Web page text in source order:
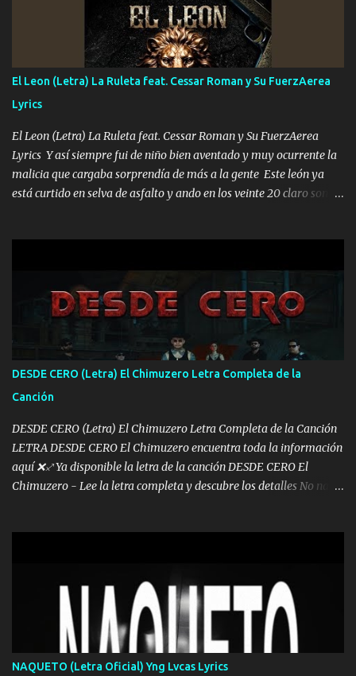
Música Si es que salta algún problema de confianza tengo gente
ahí está el Hombre Cuarenta y también Pariente 7 arreglan
cualquier problema no más es cuestión que ordené NOS HACE
FALTA UN HERMANO DE CLAVE ERA EL 24 SIEMPRE FUE UN
HOMBRE VALIENTE POR ALGO M'URIÓ PELEAND0 SIEMPRE
VIO POR LA FAMILIA PARA QUE SIGA EL LEGADO Es el DOS de
los HERMANOS un cerebro inteligente y com...
El Leon (Letra) La Ruleta feat. Cessar Roman y Su FuerzAerea
Lyrics
El Leon (Letra) La Ruleta feat. Cessar Roman y Su FuerzAerea
Lyrics Y así siempre fui de niño bien aventado y muy ocurrente la
malicia que cargaba sorprendía de más a la gente Este león ya
está curtido en selva de asfalto y ando en los veinte 20 claro son
pa más pues hay charola les voy a dar hasta topar pues no hay de
otra Música Surcando bien mi camino voy por mi línea no veo a
los lados aquel que no corre vuela no se me duerm voy chicoteado
Ya pasé varias hazañas ya tienen rato que me agarran el colmillo
de este León los estatales no sé esperaron Al tiro esta la PrimiZa
también la nueve que cargo al lado doy la mano al que su amigo y
al traicionero damos pa abajo Y No me paran aquí hay pa más
pues hay charola les voy a dar hasta topar pues no hay de otra...
DESDE CERO (Letra) El Chimuzero Letra Completa de la
Canción
DESDE CERO (Letra) El Chimuzero Letra Completa de la Canción
LETRA DESDE CERO El Chimuzero encuentra toda la información
aquí ❌♐ Ya disponible la letra de la canción DESDE CERO El
Chimuzero - Lee la letra completa y descubre los detalles No nací
❌ www.elnorteduro.com ❌ Yo No limito los Sueños , si no existe
Uno pues Hallamos Modos , Si me caigo me Levanto, Aprendo Del
Error Y me sacudo El Lodo ❌ www.elnorteduro.com ❌ El Dinero
No me falta Pero Tampoco me Estorba , Por Eso Manejo Todo
Bien Regido Por mis Normas . Aquí no Se Sufre de Ego vengo Desde
NAQUETO (Letra Oficial) Yng Lvcas Lyrics